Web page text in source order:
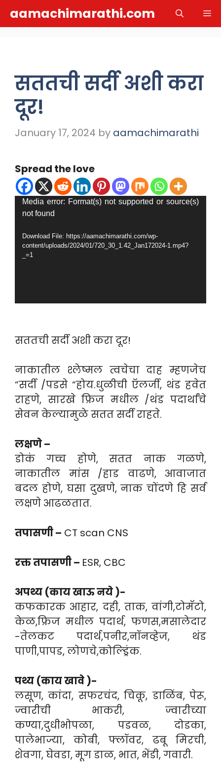
aamachimarathi.com
सततची सर्दी अशी करा
दूर!
January 17, 2024 by aamachimarathi
Spread the love
Video
Player
Media error: Format(s) not supported or source(s)
not found
Download File: https://aamachimarathi.com/wp-
content/uploads/2024/01/720_30_1.42_Jan172024-1.mp4?
_=1
सततची सर्दी अशी करा दूर!
नाकातील श्लेष्मल त्वचेचा दाह म्हणजेच
“सर्दी /पडसे “होय.धुळीची ऍलर्जी, थंड हवेत
राहणे, सारखे फ्रिज मधील /थंड पदार्थांचे
सेवन केल्यामुळे सतत सर्दी राहते.
लक्षणे –
डोकं गच्च होणे, सतत नाक गळणे,
नाकातील मांस /हाड वाढणे, आवाजात
बदल होणे, घसा दुखणे, नाक चोंदणे हि सर्व
लक्षणे आढळतात.
तपासणी – CT scan CNS
रक्त तपासणी – ESR, CBC
अपथ्य (काय खाऊ नये )-
कफकारक आहार, दही, ताक, वांगी,टोमॅटो,
केळ,फ्रिज मधील पदार्थ, फणस,मसालेदार
-तेलकट पदार्थ,पनीर,नॉनव्हेज, थंड
पाणी,पापड, लोणचे,कोल्ड्रिंक.
पथ्य (काय खावे )-
लसूण, कांदा, सफरचंद, चिकू, डाळिंब, पेरू,
ज्वारीची भाकरी, ज्वारीच्या
कण्या,दुधीभोपळा, पडवळ, दोडका,
पालेभाज्या, कोबी, फ्लॉवर, ढबू मिरची,
शेवगा, घेवडा, मूग डाळ, भात, भेंडी, गवारी.